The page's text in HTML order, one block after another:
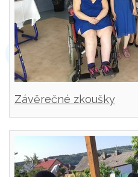
Závěrečné zkoušky